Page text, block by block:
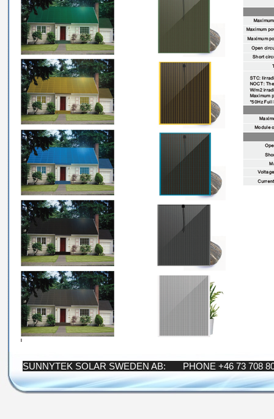
SUNNYTEK SOLAR SWEDEN AB: PHONE +46 73